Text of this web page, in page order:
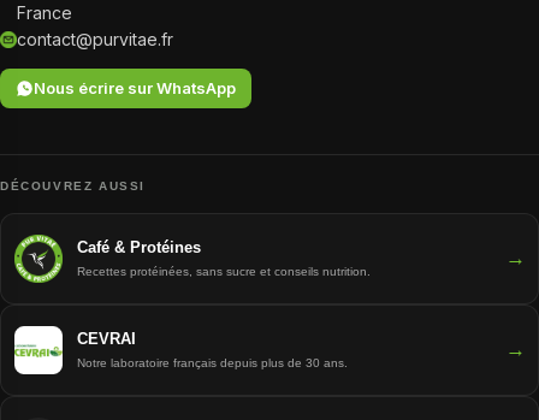
France
contact@purvitae.fr
Nous écrire sur WhatsApp
DÉCOUVREZ AUSSI
Café & Protéines
Recettes protéinées, sans sucre et conseils nutrition.
→
CEVRAI
Notre laboratoire français depuis plus de 30 ans.
→